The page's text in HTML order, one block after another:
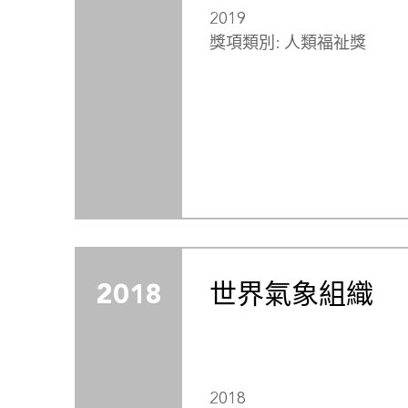
2019
獎項類別: 人類福祉獎
2018 世界氣象組織
2018